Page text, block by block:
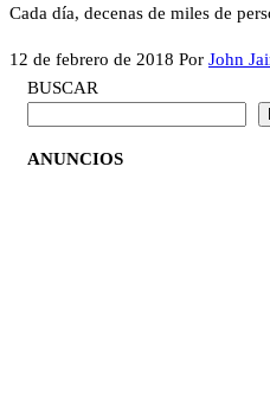
Cada día, decenas de miles de
12 de febrero de 2018 Por John
BUSCAR
ANUNCIOS